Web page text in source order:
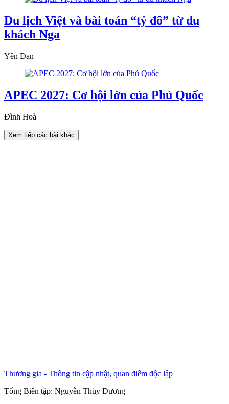
Du lịch Việt và bài toán “tỷ đô” từ du
khách Nga
Yên Đan
APEC 2027: Cơ hội lớn của Phú Quốc
Đình Hoà
Xem tiếp các bài khác
Thương gia - Thông tin cập nhật, quan điểm độc lập
Tổng Biên tập: Nguyễn Thùy Dương